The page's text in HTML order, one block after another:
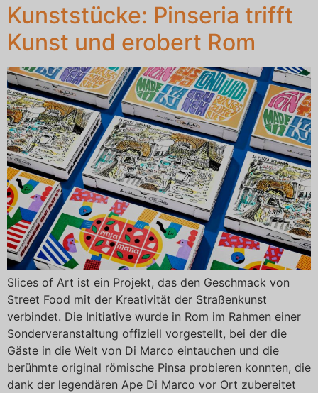
Kunststücke: Pinseria trifft
Kunst und erobert Rom
Slices of Art ist ein Projekt, das den Geschmack von
Street Food mit der Kreativität der Straßenkunst
verbindet. Die Initiative wurde in Rom im Rahmen einer
Sonderveranstaltung offiziell vorgestellt, bei der die
Gäste in die Welt von Di Marco eintauchen und die
berühmte original römische Pinsa probieren konnten, die
dank der legendären Ape Di Marco vor Ort zubereitet